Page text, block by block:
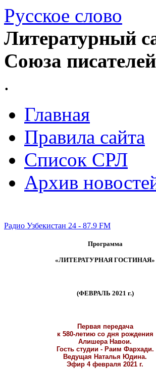
Русское слово
Литературный
Союза
.
Главная
Правила сайта
Список СРЛ
Архив
Радио Узбекистан 24 - 87.9 FM
Программа
«ЛИТЕРАТУРНАЯ ГОСТИНАЯ»
(ФЕВРАЛЬ 2021 г.)
Первая передача
к 580-летию со дня рождения
Алишера Навои.
Гость студии - Раим Фархади.
Ведущая Наталья Юдина.
Эфир 4 февраля 2021 г.